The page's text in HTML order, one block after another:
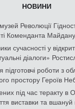
НОВИНИ
Революції
Коменданта
сучасності у
діалоги»
підготовчі роботи з
простору Героїв
під час теракту в
виставки та вшануй